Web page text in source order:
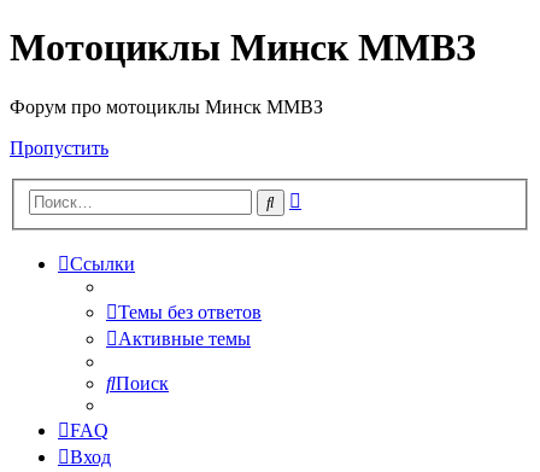
Мотоциклы Минск ММВЗ
Форум про мотоциклы Минск ММВЗ
Пропустить
Поиск
Ссылки
Темы без ответов
Активные темы
Поиск
FAQ
Вход